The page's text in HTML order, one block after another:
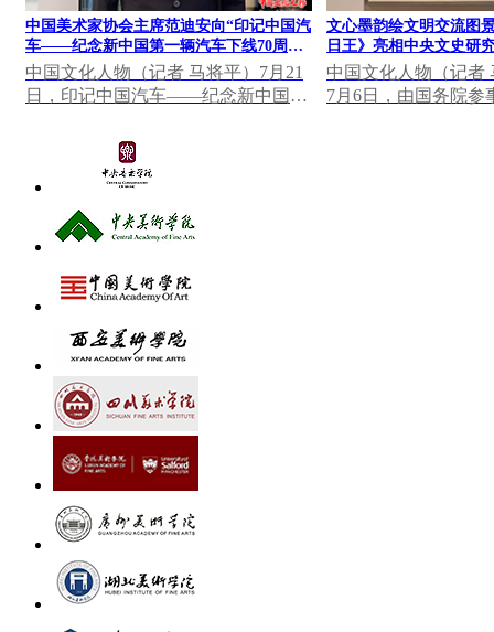
中国美术家协会主席范迪安向“印记中国汽
车——纪念新中国第一辆汽车下线70周年
大众篆刻作品展”发表视频致辞
中国文化人物（记者 马将平）7月21
日，印记中国汽车——纪念新中国第
在中国一汽博物馆...
文心墨韵绘文明交流图
日王》亮相中央文史研
果展
中国文化人物（记者
7月6日，由国务院参